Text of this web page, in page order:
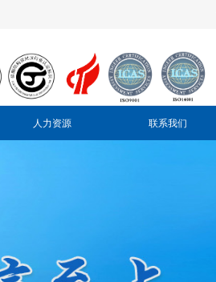
人力资源 联系我们